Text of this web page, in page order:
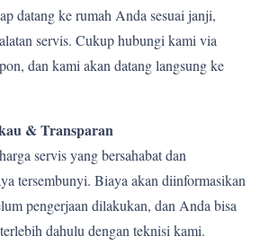
datang ke rumah Anda sesuai janji,
servis. Cukup hubungi kami via
dan kami akan datang langsung ke
& Transparan
servis yang bersahabat dan
tersembunyi. Biaya akan diinformasikan
pengerjaan dilakukan, dan Anda bisa
dahulu dengan teknisi kami.